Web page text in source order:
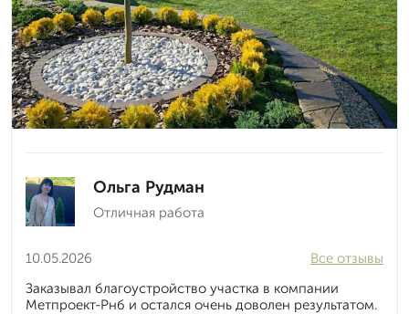
Ольга Рудман
Отличная работа
10.05.2026
Все отзывы
Заказывал благоустройство участка в компании
Метпроект-Рнб и остался очень доволен результатом.